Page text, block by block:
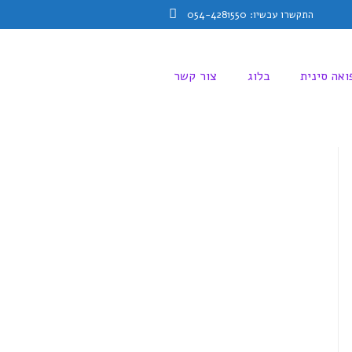
התקשרו עכשיו: 054-4281550
Facebook
סינית בלוג צור קשר